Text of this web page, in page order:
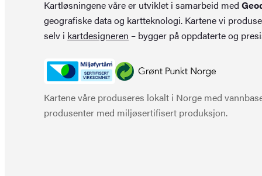
Kartløsningene våre er utviklet i samarbeid med
geografiske data og kartteknologi. Kartene vi
selv i kartdesigneren – bygger på oppdaterte og
Kartene våre produseres lokalt i Norge med
produsenter med miljøsertifisert produksjon.